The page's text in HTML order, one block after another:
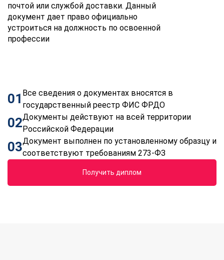
почтой или службой доставки. Данный
документ дает право официально
устроиться на должность по освоенной
профессии
01 Все сведения о документах вносятся в
государственный реестр ФИС ФРДО
02Документы действуют на всей территории
Российской Федерации
03Документ выполнен по установленному образцу и
соответствуют требованиям 273-ФЗ
Получить диплом